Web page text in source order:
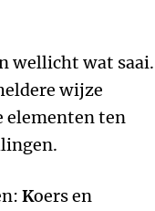
wellicht wat saai.
wijze
elementen ten
Koers en